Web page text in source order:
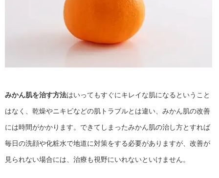
みかん肌を治す方法はいってもすぐにキレイな肌になるということ
はなく、乾燥やニキビなどの肌トラブルとは違い、みかん肌の改善
には時間がかかります。できてしまったみかん肌の治し方とすれば
毎日の洗顔や化粧水で地道に対策をする必要がありますが、改善が
見られない場合には、治療も視野にいれないといけません。